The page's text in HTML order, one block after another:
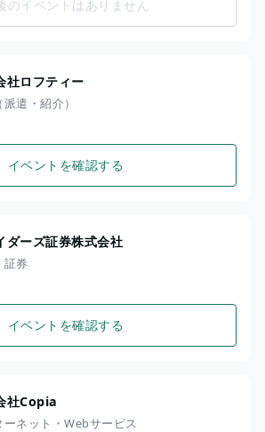
のイベントはありません
社ロフティー
遣・紹介）
イベントを確認する
ダーズ証券株式会社
証券
イベントを確認する
社Copia
ーネット・Webサービス